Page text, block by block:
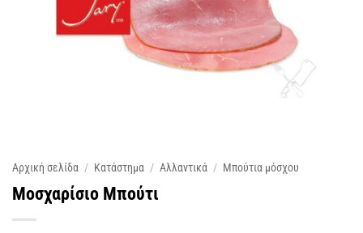
Αρχική σελίδα / Κατάστημα / Αλλαντικά / Μπούτια μόσχου
Μοσχαρίσιο Μπούτι